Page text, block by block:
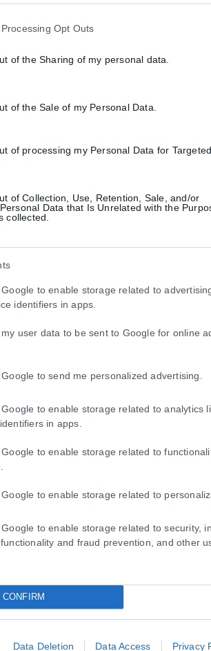
Opt Outs
of the Sharing of my personal data.
of the Sale of my Personal Data.
of processing my Personal Data for Targeted
of Collection, Use, Retention, Sale, and/or
Data that Is Unrelated with the
collected.
to enable storage related to
identifiers in apps.
user data to be sent to Google for online
to send me personalized advertising.
to enable storage related to analytics
in apps.
to enable storage related to
to enable storage related to
to enable storage related to security,
and fraud prevention, and other
CONFIRM
Data Deletion Data Access Privacy